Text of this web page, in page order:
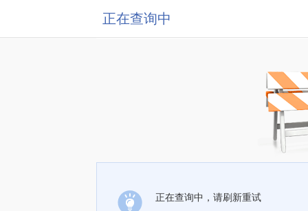
正在查询中
正在查询中，请刷新重试